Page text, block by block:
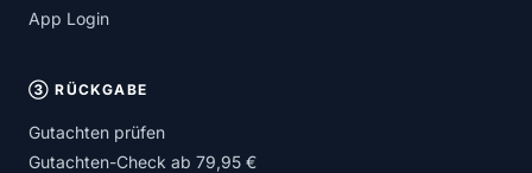
App Login
③ RÜCKGABE
Gutachten prüfen
Gutachten-Check ab 79,95 €